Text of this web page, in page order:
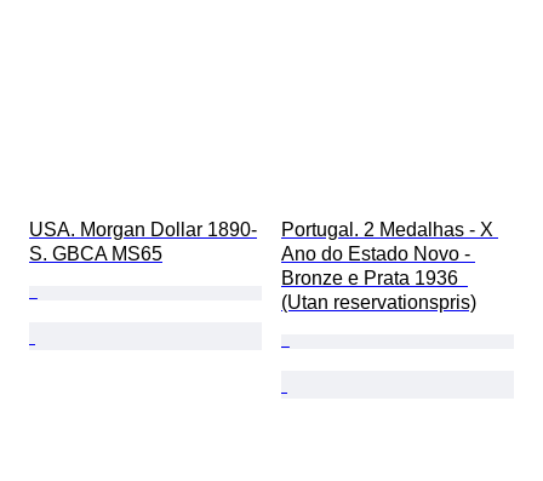
USA. Morgan Dollar 1890-
S. GBCA MS65
Portugal. 2 Medalhas - X
Ano do Estado Novo -
Bronze e Prata 1936
(Utan reservationspris)